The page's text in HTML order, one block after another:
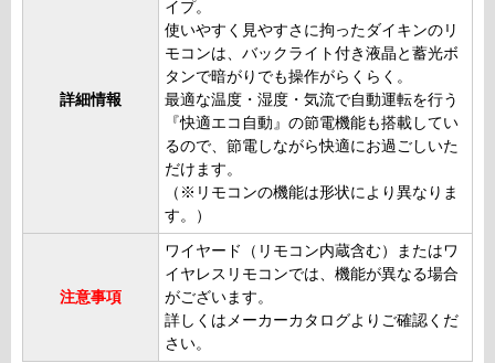
詳細情報
イプ。
使いやすく見やすさに拘ったダイキンのリ
モコンは、バックライト付き液晶と蓄光ボ
タンで暗がりでも操作がらくらく。
最適な温度・湿度・気流で自動運転を行う
『快適エコ自動』の節電機能も搭載してい
るので、節電しながら快適にお過ごしいた
だけます。
（※リモコンの機能は形状により異なりま
す。）
注意事項
ワイヤード（リモコン内蔵含む）またはワ
イヤレスリモコンでは、機能が異なる場合
がございます。
詳しくはメーカーカタログよりご確認くだ
さい。